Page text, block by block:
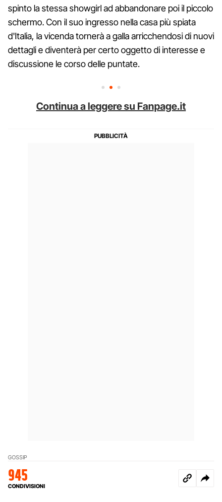
spinto la stessa showgirl ad abbandonare poi il piccolo
schermo. Con il suo ingresso nella casa più spiata
d'Italia, la vicenda tornerà a galla arricchendosi di nuovi
dettagli e diventerà per certo oggetto di interesse e
discussione le corso delle puntate.
Continua a leggere su Fanpage.it
GOSSIP
945
CONDIVISIONI